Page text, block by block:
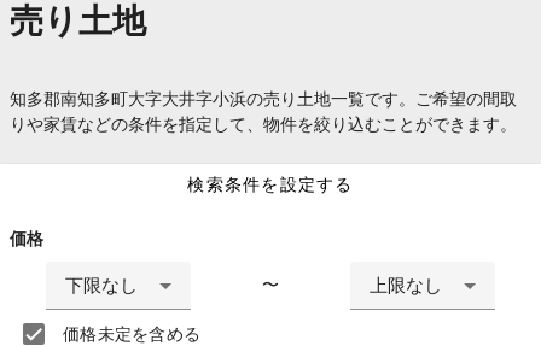
売り土地
知多郡南知多町大字大井字小浜の売り土地一覧です。ご希望の間取
りや家賃などの条件を指定して、物件を絞り込むことができます。
検索条件を設定する
価格
下限なし 〜 上限なし
価格未定を含める